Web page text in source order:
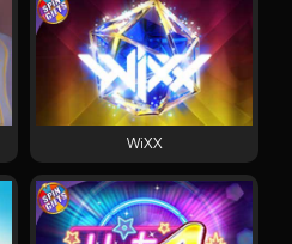
WiXX